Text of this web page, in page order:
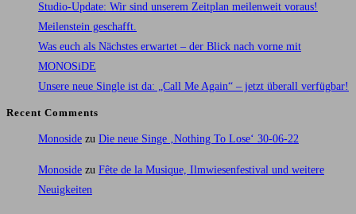
Studio-Update: Wir sind unserem Zeitplan meilenweit voraus!
Meilenstein geschafft.
Was euch als Nächstes erwartet – der Blick nach vorne mit
MONOSiDE
Unsere neue Single ist da: „Call Me Again“ – jetzt überall verfügbar!
Recent Comments
Monoside zu Die neue Singe ‚Nothing To Lose‘ 30-06-22
Monoside zu Fête de la Musique, Ilmwiesenfestival und weitere
Neuigkeiten